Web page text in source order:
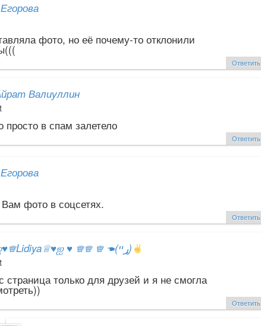
фото, но её почему-то отклонили
Ответить
Валиуллин
просто в спам залетело
Ответить
фото в соцсетях.
Ответить
♥♕Lidiya♕♥ஐ ♥ ♕♕ ♕ ☚(ړײ)
страница только для друзей и я не смогла
Ответить